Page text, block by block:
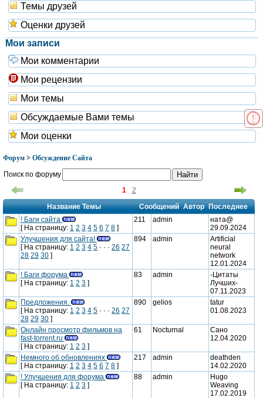
Темы друзей
Оценки друзей
Мои записи
Мои комментарии
Мои рецензии
Мои темы
Обсуждаемые Вами темы
Мои оценки
Форум > Обсуждение Сайта
Поиск по форуму
1
2
Название Темы
Сообщений Автор Последнее
новые
сообщения
! Баги сайта
[ На страницу: 1 2 3 4 5 6 7 8 ]
211 admin
ната@
29.09.2024
новые
сообщения
Улучшения для сайта!
[ На страницу: 1 2 3 4 5 · · · 26 27
28 29 30 ]
894 admin
Artificial
neural
network
12.01.2024
сообщения
! Баги форума
[ На страницу: 1 2 3 ]
83 admin
-Цитаты
Лyчших-
07.11.2023
новые
сообщения
Предложения.
[ На страницу: 1 2 3 4 5 · · · 26 27
28 29 30 ]
890 gelios
tatur
01.08.2023
новые
сообщения
Онлайн просмотр фильмов на
fast-torrent.ru
[ На страницу: 1 2 3 ]
61 Nocturnal
Сано
12.04.2020
новые
сообщения
Немного об обновлениях
[ На страницу: 1 2 3 4 5 6 7 8 ]
217 admin
deathden
14.02.2020
! Улучшения для форума
[ На страницу: 1 2 3 ]
88 admin
Hugo
Weaving
17.02.2019